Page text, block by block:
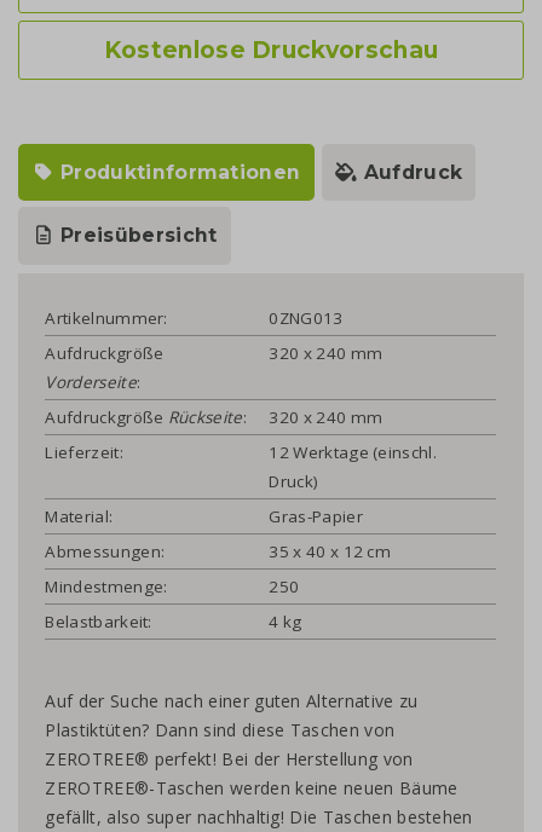
Kostenlose Druckvorschau
Produktinformationen Aufdruck
Preisübersicht
Artikelnummer:
0ZNG013
Aufdruckgröße
Vorderseite:
320 x 240 mm
Aufdruckgröße Rückseite:
320 x 240 mm
Lieferzeit:
12 Werktage (einschl.
Druck)
Material:
Gras-Papier
Abmessungen:
35 x 40 x 12 cm
Mindestmenge:
250
Belastbarkeit:
4 kg
Auf der Suche nach einer guten Alternative zu
Plastiktüten? Dann sind diese Taschen von
ZEROTREE® perfekt! Bei der Herstellung von
ZEROTREE®-Taschen werden keine neuen Bäume
gefällt, also super nachhaltig! Die Taschen bestehen